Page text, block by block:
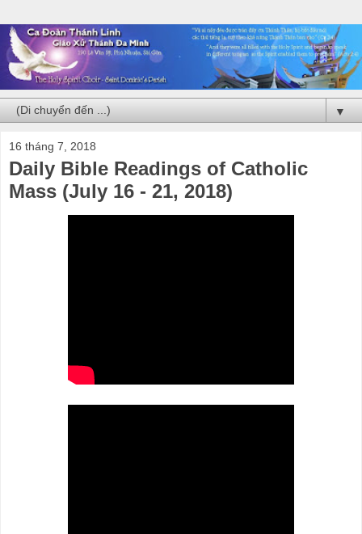
▼
16 tháng 7, 2018
Daily Bible Readings of Catholic
Mass (July 16 - 21, 2018)